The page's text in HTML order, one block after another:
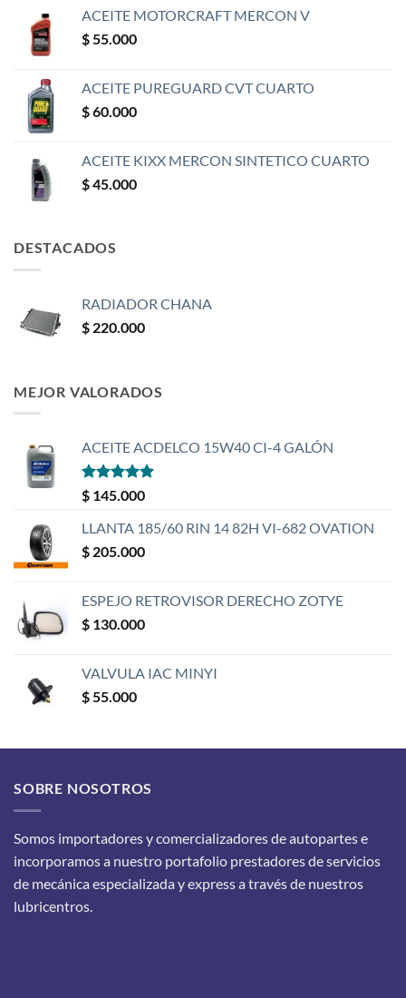
ACEITE MOTORCRAFT MERCON V
$55.000
ACEITE PUREGUARD CVT CUARTO
$60.000
ACEITE KIXX MERCON SINTETICO CUARTO
$45.000
DESTACADOS
RADIADOR CHANA
$ 220.000
MEJOR VALORADOS
ACEITE ACDELCO 15W40 CI-4 GALÓN
Valorado
con
$ 145.000
LLANTA 185/60 RIN 14 82H VI-682 OVATION
$ 205.000
ESPEJO RETROVISOR DERECHO ZOTYE
$ 130.000
VALVULA IAC MINYI
$55.000
SOBRE NOSOTROS
Somos importadores y comercializadores de autopartes e
incorporamos a nuestro portafolio prestadores de servicios
de mecánica especializada y express a través de nuestros
lubricentros.